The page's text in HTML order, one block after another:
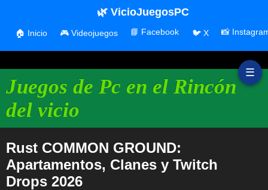
☰
Juegos de Pc en el Rincón
del vicio
🌿 VicioJuegosPC
🏠 Inicio 🎮 Videojuegos 📘 Facebook 🐦 X 📸
Rust COMMON GROUND:
Apartamentos, Clanes y Twitch
Drops 2026